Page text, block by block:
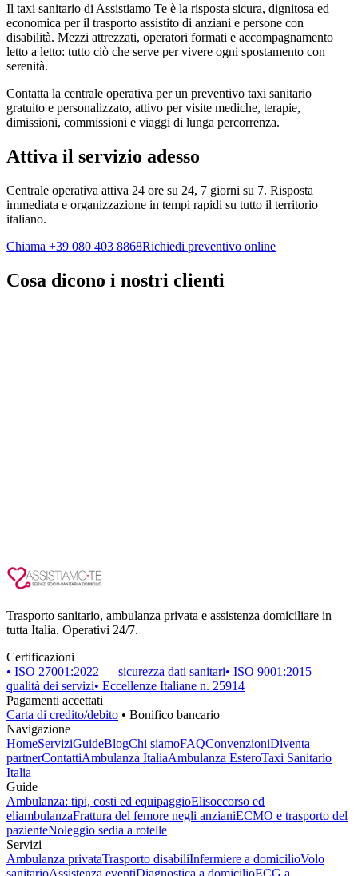
Il taxi sanitario di Assistiamo Te è la risposta sicura, dignitosa ed
economica per il trasporto assistito di anziani e persone con
disabilità. Mezzi attrezzati, operatori formati e accompagnamento
letto a letto: tutto ciò che serve per vivere ogni spostamento con
serenità.
Contatta la centrale operativa per un preventivo taxi sanitario
gratuito e personalizzato, attivo per visite mediche, terapie,
dimissioni, commissioni e viaggi di lunga percorrenza.
Attiva il servizio adesso
Centrale operativa attiva 24 ore su 24, 7 giorni su 7. Risposta
immediata e organizzazione in tempi rapidi su tutto il territorio
italiano.
Chiama +39 080 403 8868Richiedi preventivo online
Cosa dicono i nostri clienti
Trasporto sanitario, ambulanza privata e assistenza domiciliare in
tutta Italia. Operativi 24/7.
Certificazioni
• ISO 27001:2022 — sicurezza dati sanitari• ISO 9001:2015 —
qualità dei servizi• Eccellenze Italiane n. 25914
Pagamenti accettati
Carta di credito/debito • Bonifico bancario
Navigazione
HomeServiziGuideBlogChi siamoFAQConvenzioniDiventa
partnerContattiAmbulanza ItaliaAmbulanza EsteroTaxi Sanitario
Italia
Guide
Ambulanza: tipi, costi ed equipaggioElisoccorso ed
eliambulanzaFrattura del femore negli anzianiECMO e trasporto del
pazienteNoleggio sedia a rotelle
Servizi
Ambulanza privataTrasporto disabiliInfermiere a domicilioVolo
sanitarioAssistenza eventiDiagnostica a domicilioECG a